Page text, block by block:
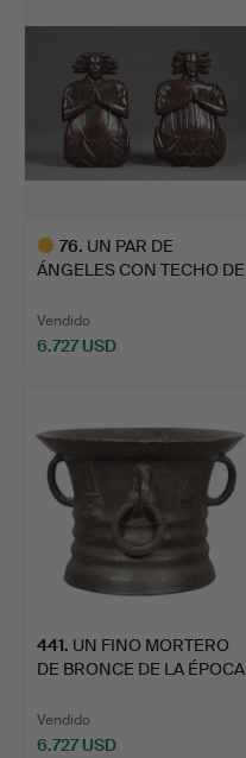
76. UN PAR DE
ÁNGELES CON TECHO DE
Vendido
6.727 USD
441. UN FINO MORTERO
DE BRONCE DE LA ÉPOCA
Vendido
6.727 USD